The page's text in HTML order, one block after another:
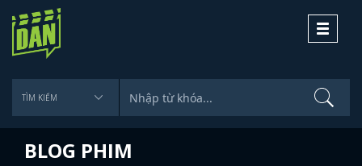
Toggle
BLOG PHIM